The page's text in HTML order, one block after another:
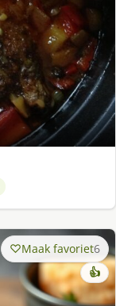
Maak favoriet6
👍